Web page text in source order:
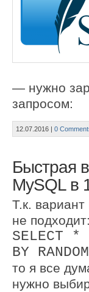
— нужно
запросом:
12.07.2016 | 0
Быстрая
MySQL в
Т.к.
не подходит:
SELECT *
BY
то я все
нужно